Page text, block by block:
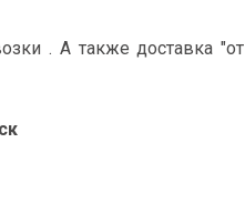
. А также доставка "от